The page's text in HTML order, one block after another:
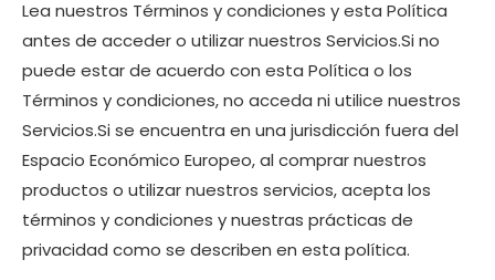
Lea nuestros Términos y condiciones y esta Política
antes de acceder o utilizar nuestros Servicios.Si no
puede estar de acuerdo con esta Política o los
Términos y condiciones, no acceda ni utilice nuestros
Servicios.Si se encuentra en una jurisdicción fuera del
Espacio Económico Europeo, al comprar nuestros
productos o utilizar nuestros servicios, acepta los
términos y condiciones y nuestras prácticas de
privacidad como se describen en esta política.